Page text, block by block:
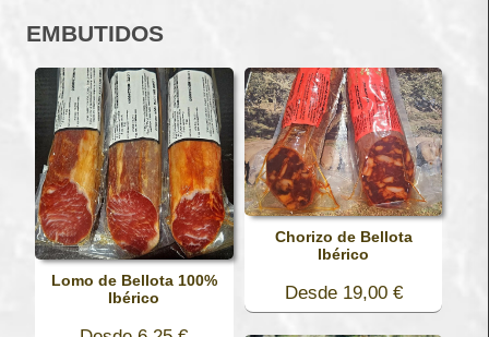
EMBUTIDOS
Lomo de Bellota 100%
Ibérico
Chorizo de Bellota
Ibérico
Desde 19,00 €